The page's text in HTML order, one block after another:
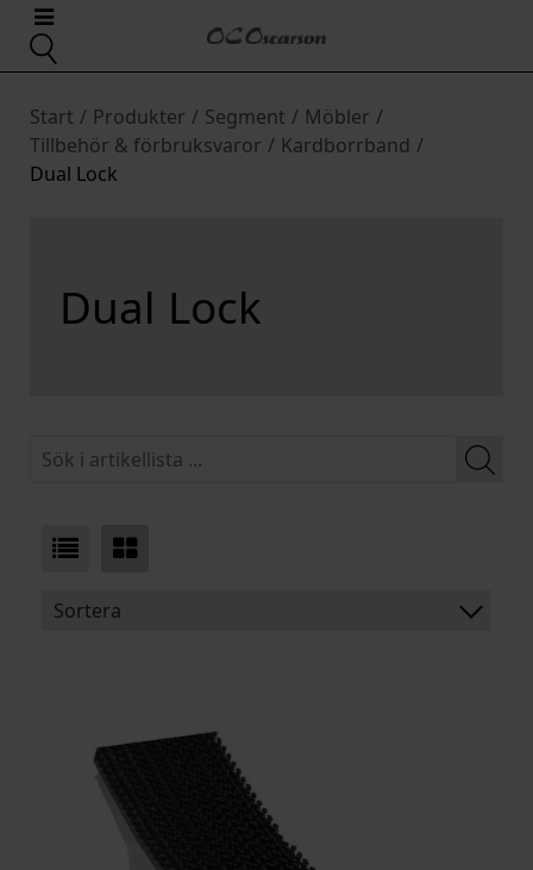
Start / Produkter / Segment / Möbler /
Tillbehör & förbruksvaror / Kardborrband /
Dual Lock
Dual Lock
Sortera
ARTIKELKOD: